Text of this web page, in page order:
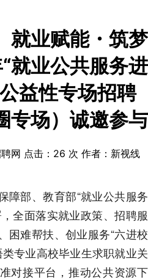
就业赋能・筑梦
业公共服务进
益性专场招聘
专场）诚邀参与
网 点击： 26 次 作者：新视线
障部、教育部“就业公共服务
全面落实就业政策、招聘服
困难帮扶、创业服务“六进校
专业高校毕业生求职就业关
对接平台，推动公共资源下